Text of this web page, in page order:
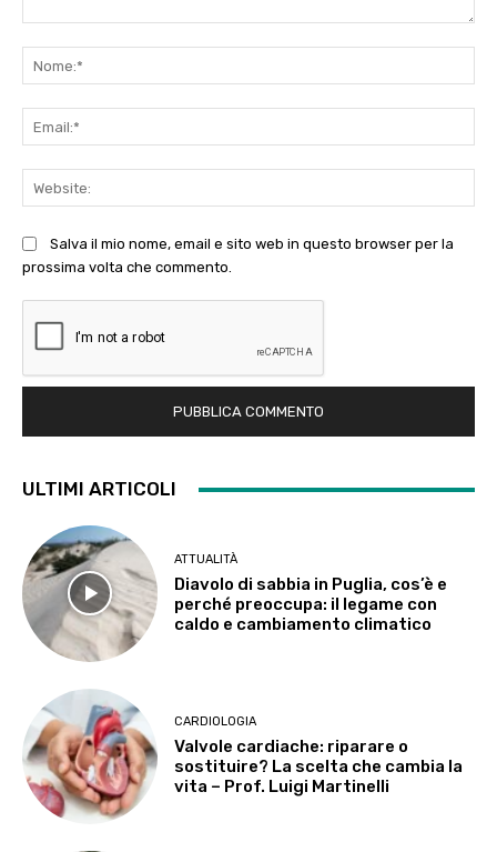
Salva il mio nome, email e sito web in questo browser per la
prossima volta che commento.
ULTIMI ARTICOLI
ATTUALITÀ
Diavolo di sabbia in Puglia, cos’è e
perché preoccupa: il legame con
caldo e cambiamento climatico
CARDIOLOGIA
Valvole cardiache: riparare o
sostituire? La scelta che cambia la
vita – Prof. Luigi Martinelli